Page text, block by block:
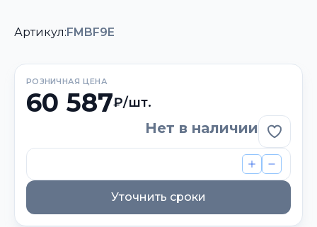
Артикул:FMBF9E
РОЗНИЧНАЯ ЦЕНА
60 587₽/шт.
Нет в наличии
Уточнить сроки